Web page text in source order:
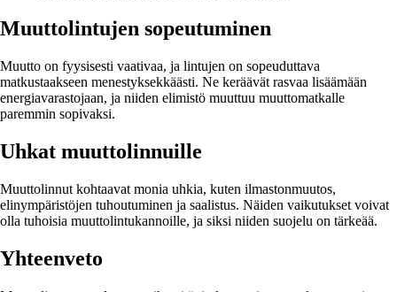
Muuttolintujen sopeutuminen
Muutto on fyysisesti vaativaa, ja lintujen on sopeuduttava
matkustaakseen menestyksekkäästi. Ne keräävät rasvaa lisäämään
energiavarastojaan, ja niiden elimistö muuttuu muuttomatkalle
paremmin sopivaksi.
Uhkat muuttolinnuille
Muuttolinnut kohtaavat monia uhkia, kuten ilmastonmuutos,
elinympäristöjen tuhoutuminen ja saalistus. Näiden vaikutukset voivat
olla tuhoisia muuttolintukannoille, ja siksi niiden suojelu on tärkeää.
Yhteenveto